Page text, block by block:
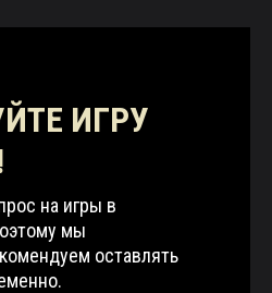
ИГРУ
на игры в
мы
оставлять